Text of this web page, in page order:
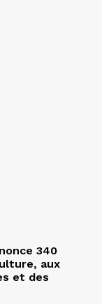
340
aux
et des